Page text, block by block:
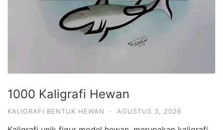
1000 Kaligrafi Hewan
KALIGRAFI BENTUK HEWAN · AGUSTUS 3, 2026